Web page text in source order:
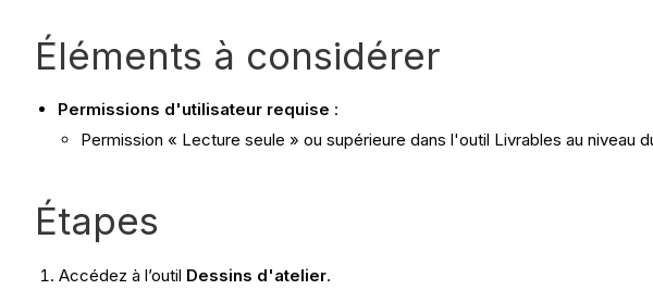
Éléments à considérer
Permissions d'utilisateur requise :
Permission « Lecture seule » ou supérieure dans l'outil Livrables au niveau
Étapes
Accédez à l’outil Dessins d'atelier.